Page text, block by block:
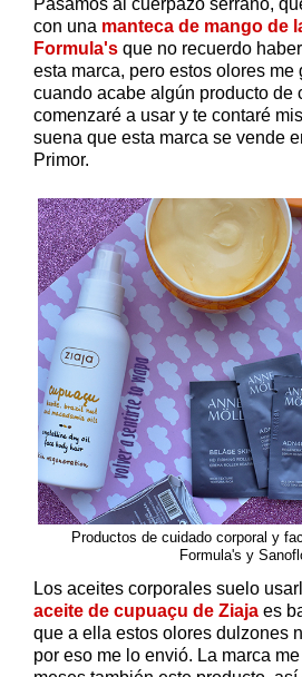
Pasamos al cuerpazo serrano,
con una manteca de mango de
Formula's que no recuerdo
esta marca, pero estos olores me
cuando acabe algún producto de
comenzaré a usar y te contaré
suena que esta marca se vende
Primor.
Productos de cuidado corporal y
Formula's y
Los aceites corporales suelo
aceite de cupuaçu de Ziaja es
que a ella estos olores dulzones
por eso me lo envió. La marca